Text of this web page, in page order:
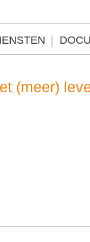
(meer)